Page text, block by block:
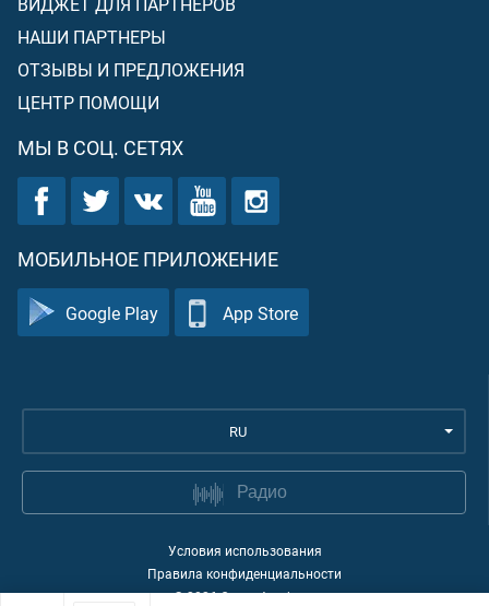
НАШИ ПАРТНЕРЫ
ОТЗЫВЫ И ПРЕДЛОЖЕНИЯ
ЦЕНТР ПОМОЩИ
МЫ В СОЦ. СЕТЯХ
МОБИЛЬНОЕ ПРИЛОЖЕНИЕ
Google Play App Store
RU
Радио
Условия использования
Правила конфиденциальности
©2026Quran Academy